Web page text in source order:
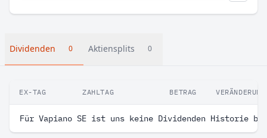
Dividenden 0 Aktiensplits 0
EX-TAG ZAHLTAG BETRAG VERÄNDERUNG
Für Vapiano SE ist uns keine Dividenden Historie